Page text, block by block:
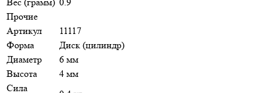
Прочие
Артикул
11117
Форма
Диск (цилиндр)
Диаметр
6 мм
Высота
4 мм
Сила